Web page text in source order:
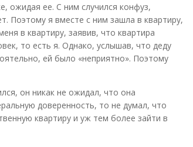
ожидая ее. С ним случился конфуз,
Поэтому я вместе с ним зашла в квартиру,
в квартиру, заявив, что квартира
то есть я. Однако, услышав, что деду
ей было «неприятно». Поэтому
он никак не ожидал, что она
доверенность, то не думал, что
квартиру и уж тем более зайти в